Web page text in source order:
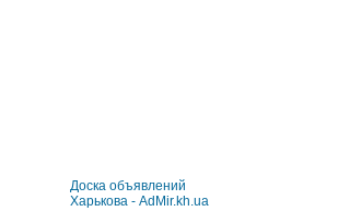
Доска объявлений
Харькова - AdMir.kh.ua